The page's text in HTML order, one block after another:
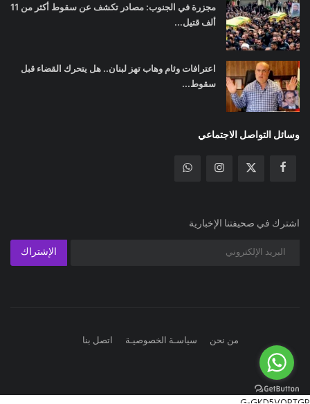
مجزرة في الجنوب: مصادر تكشف عن سقوط أكثر من 11
ألف قتيل...
اعترافات وئام وهاب تهز لبنان.. هل يتحرك القضاء قبل
سقوط...
وسائل التواصل الاجتماعي
اشترك في صحيفتنا الإخبارية
الإشتراك
من نحن سياسـة الخصوصيـة اتصل بنا